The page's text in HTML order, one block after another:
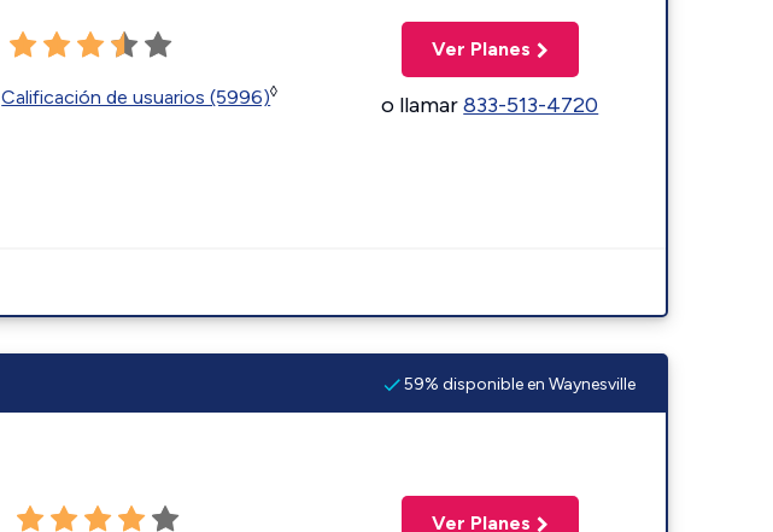
Calificación de usuarios (5996)◊
Ver Planes
o llamar833-513-4720
59% disponible en Waynesville
Ver Planes